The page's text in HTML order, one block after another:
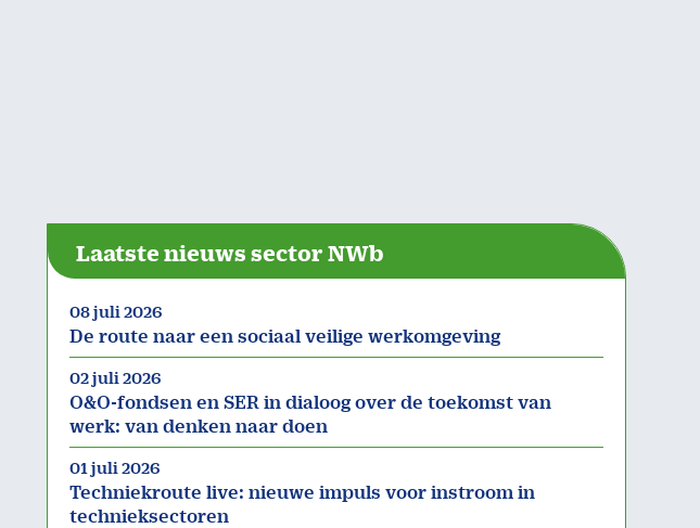
Laatste nieuws sector NWb
08 juli 2026
De route naar een sociaal veilige werkomgeving
02 juli 2026
O&O-fondsen en SER in dialoog over de toekomst van
werk: van denken naar doen
01 juli 2026
Techniekroute live: nieuwe impuls voor instroom in
technieksectoren